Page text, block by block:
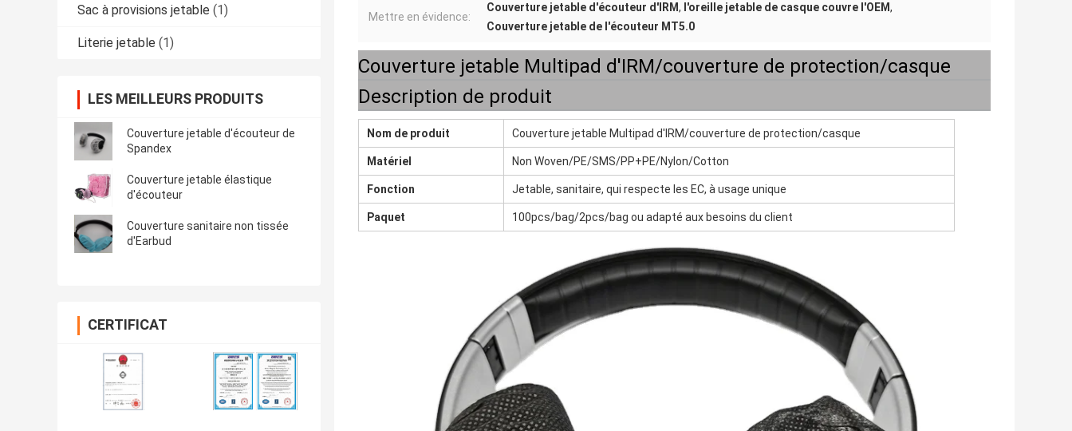
Sac à provisions jetable (1)
Literie jetable (1)
LES MEILLEURS PRODUITS
Couverture jetable d'écouteur de
Spandex
Couverture jetable élastique
d'écouteur
Couverture sanitaire non tissée
d'Earbud
CERTIFICAT
Mettre en évidence:
Couverture jetable d'écouteur d'IRM, l'oreille jetable de casque couvre l'OEM,
Couverture jetable de l'écouteur MT5.0
Couverture jetable Multipad d'IRM/couverture de protection/casque
Description de produit
Nom de produit Couverture jetable Multipad d'IRM/couverture de protection/casque
Matériel Non Woven/PE/SMS/PP+PE/Nylon/Cotton
Fonction Jetable, sanitaire, qui respecte les EC, à usage unique
Paquet 100pcs/bag/2pcs/bag ou adapté aux besoins du client